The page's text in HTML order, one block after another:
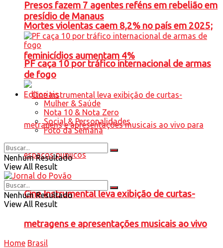
Mortes violentas caem 8,2% no país em 2025;
feminicídios aumentam 4%
Cine Instrumental leva exibição de curtas-
metragens e apresentações musicais ao vivo
Presos fazem 7 agentes reféns em rebelião em
presídio de Manaus
PF caça 10 por tráfico internacional de armas
de fogo
Editoriais
Mulher & Saúde
Nota 10 & Nota Zero
Social & Personalidades
Foto da Semana
Nenhum Resultado
View All Result
Nenhum Resultado
View All Result
Home Brasil